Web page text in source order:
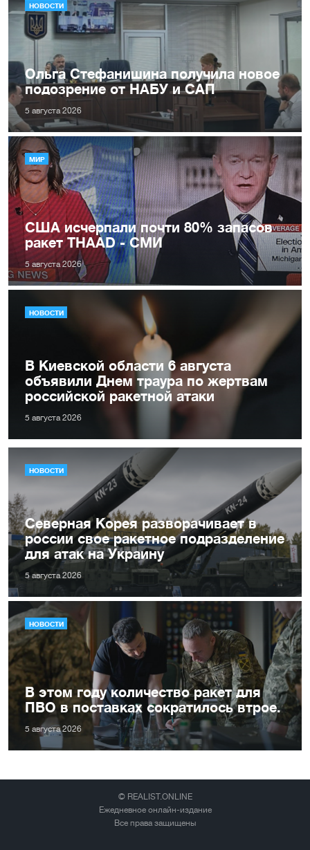
НОВОСТИ
Ольга Стефанишина получила новое
подозрение от НАБУ и САП
5 августа 2026
МИР
США исчерпали почти 80% запасов
ракет THAAD - СМИ
5 августа 2026
НОВОСТИ
В Киевской области 6 августа
объявили Днем траура по жертвам
российской ракетной атаки
5 августа 2026
НОВОСТИ
Северная Корея разворачивает в
россии свое ракетное подразделение
для атак на Украину
5 августа 2026
НОВОСТИ
В этом году количество ракет для
ПВО в поставках сократилось втрое.
5 августа 2026
© REALIST.ONLINE
Ежедневное онлайн-издание
Все права защищены